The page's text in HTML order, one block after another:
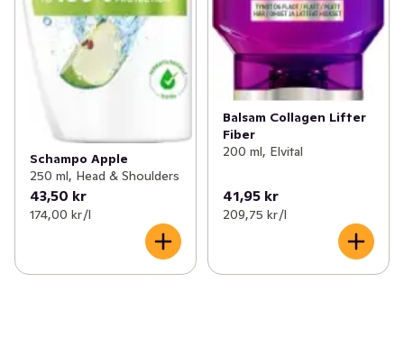
Schampo Apple
250 ml, Head & Shoulders
43,50 kr
174,00 kr /l
Balsam Collagen Lifter
Fiber
200 ml, Elvital
41,95 kr
209,75 kr /l